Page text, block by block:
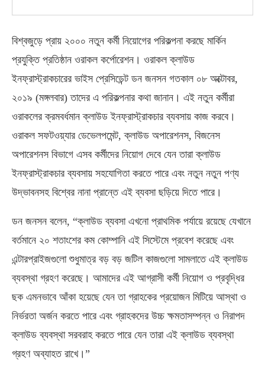
বিশ্বজুড়ে প্রায় ২০০০ নতুন কর্মী নিয়োগের পরিকল্পনা করছে মার্কিন
প্রযুক্তি প্রতিষ্ঠান ওরাকল কর্পোরেশন। ওরাকল ক্লাউড
ইনফ্রাস্ট্রাকচারের ভাইস প্রেসিডেন্ট ডন জনসন গতকাল ০৮ অক্টোবর,
২০১৯ (মঙ্গলবার) তাদের এ পরিকল্পনার কথা জানান। এই নতুন কর্মীরা
ওরাকলের ক্রমবর্ধমান ক্লাউড ইনফ্রাস্ট্রাকচার ব্যবসায় কাজ করবে।
ওরাকল সফটওয়্যার ডেভেলপমেন্ট, ক্লাউড অপারেশনস, বিজনেস
অপারেশনস বিভাগে এসব কর্মীদের নিয়োগ দেবে যেন তারা ক্লাউড
ইনফ্রাস্ট্রাকচার ব্যবসায় সহযোগিতা করতে পারে এবং নতুন নতুন পণ্য
উদ্ভাবনসহ বিশ্বের নানা প্রান্তে এই ব্যবসা ছড়িয়ে দিতে পারে।
ডন জনসন বলেন, “ক্লাউড ব্যবসা এখনো প্রাথমিক পর্যায়ে রয়েছে যেখানে
বর্তমানে ২০ শতাংশের কম কোম্পানি এই সিস্টেমে প্রবেশ করেছে এবং
এন্টারপ্রাইজগুলো শুধুমাত্র বড় বড় জটিল কাজগুলো সামলাতে এই ক্লাউড
ব্যবস্থা গ্রহণ করেছে। আমাদের এই আগ্রাসী কর্মী নিয়োগ ও প্রবৃদ্ধির
ছক এমনভাবে আঁকা হয়েছে যেন তা গ্রাহকের প্রয়োজন মিটিয়ে আস্থা ও
নির্ভরতা অর্জন করতে পারে এবং গ্রাহকদের উচ্চ ক্ষমতাসম্পন্ন ও নিরাপদ
ক্লাউড ব্যবস্থা সরবরাহ করতে পারে যেন তারা এই ক্লাউড ব্যবস্থা
গ্রহণ অব্যাহত রাখে।”